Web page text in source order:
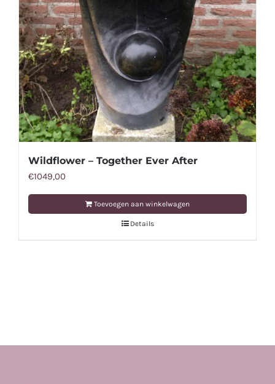
Wildflower – Together Ever After
€1049,00
Toevoegen aan winkelwagen
Details